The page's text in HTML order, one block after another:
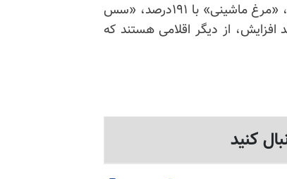
هم‌چنین «برنج خارجی درجه یک» با ۲۰۹درصد افزایش قیمت، «مرغ ماشینی» با ۱۹۱درصد، «سس
۱۹۰درصد و «تخم‌مرغ ماشینی» با بیش از ۱۷۰درصد افزایش، از دیگر اقلامی هستند که
کنید